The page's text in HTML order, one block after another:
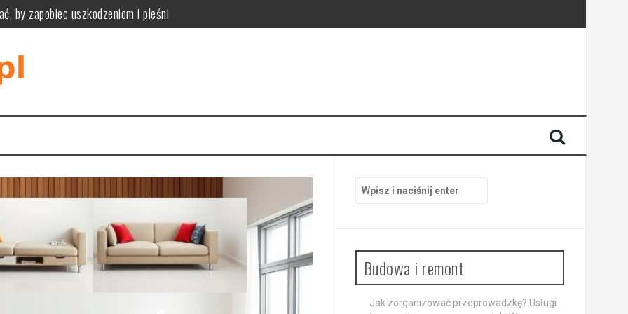
by zapobiec uszkodzeniom i pleśni
przyczyny i bezpiecznie je usunąć
funkcjonalność i praktyczne zastosowania w różnych wnętrzach
wymiary, styl i ukrywanie kabli dla komfortu i estetyki
Budowa i remont
Jak zorganizować przeprowadzkę? Usługi